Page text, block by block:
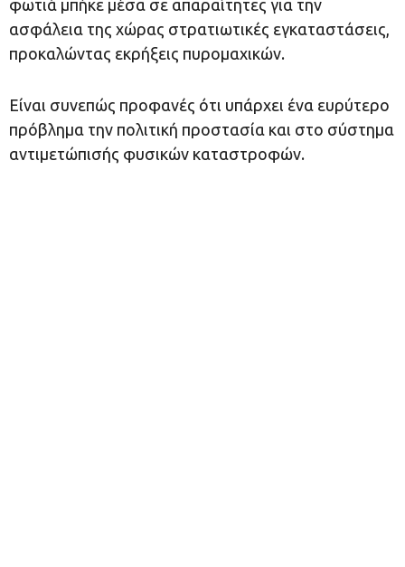
φωτιά μπήκε μέσα σε απαραίτητες για την
ασφάλεια της χώρας στρατιωτικές εγκαταστάσεις,
προκαλώντας εκρήξεις πυρομαχικών.
Είναι συνεπώς προφανές ότι υπάρχει ένα ευρύτερο
πρόβλημα την πολιτική προστασία και στο σύστημα
αντιμετώπισής φυσικών καταστροφών.